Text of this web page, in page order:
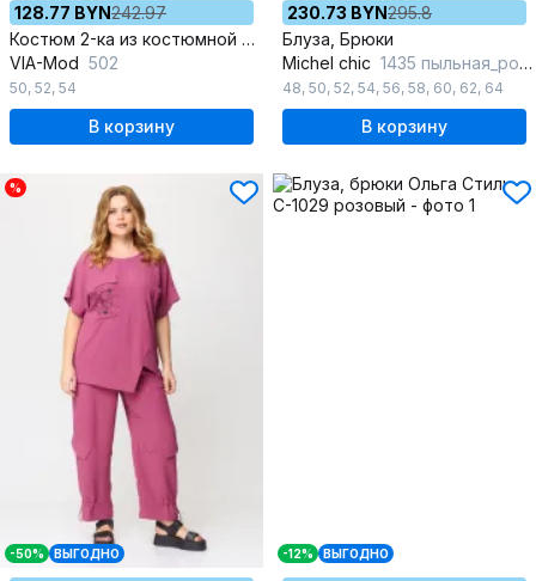
128.77 BYN242.97
Костюм 2-ка из костюмной ткани в клетку с эко-кожей
VIA-Mod 502
50, 52, 54
В корзину
230.73 BYN295.8
Блуза, Брюки
Michel chic 1435 пыльная_роза
48, 50, 52, 54, 56, 58, 60, 62, 64
В корзину
%
-50% ВЫГОДНО -12% ВЫГОДНО